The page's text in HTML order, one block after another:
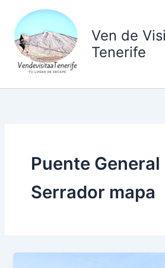
contenido
Ven de
Tenerife
Puente General
Serrador mapa